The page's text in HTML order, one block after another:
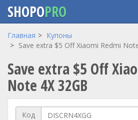
Перейти
содержанию
SHOPOPRO
Главная
Купоны
Save extra $5 Off Xiaomi Redmi
Save extra $5 Off
Note 4X 32GB
Код